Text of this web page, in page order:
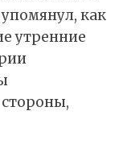
как
утренние